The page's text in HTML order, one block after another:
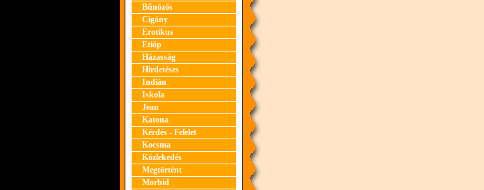
Bűnözős
Cigány
Erotikus
Etióp
Házasság
Hirdetéses
Indián
Iskola
Jean
Katona
Kérdés - Felelet
Kocsma
Közlekedés
Megtörtént
Morbid